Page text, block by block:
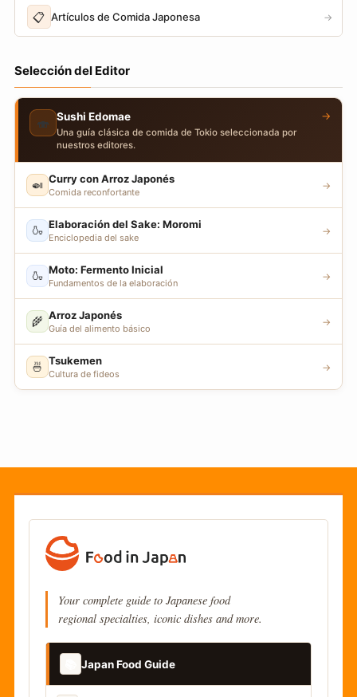
📋 Artículos de Comida Japonesa →
Selección del Editor
🍣 Sushi Edomae
Una guía clásica de comida de Tokio seleccionada por
nuestros editores.
→
🍛 Curry con Arroz Japonés
Comida reconfortante
→
🍶 Elaboración del Sake: Moromi
Enciclopedia del sake
→
🍶 Moto: Fermento Inicial
Fundamentos de la elaboración
→
🌾 Arroz Japonés
Guía del alimento básico
→
🍜 Tsukemen
Cultura de fideos
→
Your complete guide to Japanese food
regional specialties, iconic dishes and more.
Japan Food Guide